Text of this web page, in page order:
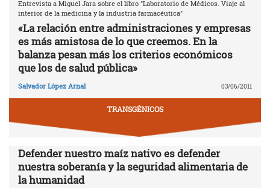
Entrevista a Miguel Jara sobre el libro "Laboratorio de Médicos. Viaje al
interior de la medicina y la industria farmacéutica"
«La relación entre administraciones y empresas
es más amistosa de lo que creemos. En la
balanza pesan más los criterios económicos
que los de salud pública»
Salvador López Arnal 03/06/2011
TRANSGÉNICOS
Defender nuestro maíz nativo es defender
nuestra soberanía y la seguridad alimentaria de
la humanidad